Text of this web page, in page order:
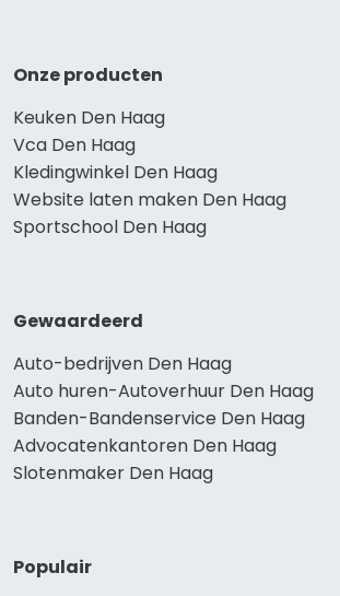
Onze producten
Keuken Den Haag
Vca Den Haag
Kledingwinkel Den Haag
Website laten maken Den Haag
Sportschool Den Haag
Gewaardeerd
Auto-bedrijven Den Haag
Auto huren-Autoverhuur Den Haag
Banden-Bandenservice Den Haag
Advocatenkantoren Den Haag
Slotenmaker Den Haag
Populair